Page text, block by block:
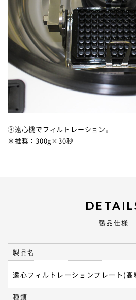
③遠心機でフィルトレーション。
※推奨：300g×30秒
製品仕様
製品名
遠心フィルトレーションプレート(
種類